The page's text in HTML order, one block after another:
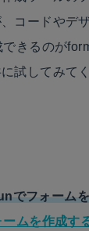
コードやデ
きるのが
試してみて
でフォーム
ムを作成す